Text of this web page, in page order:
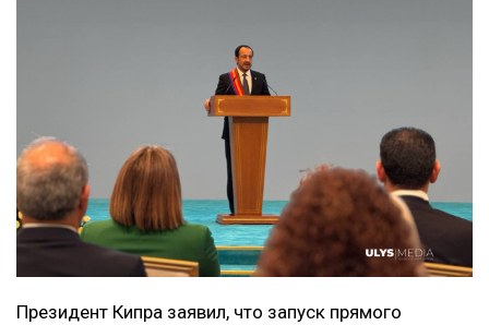
Президент Кипра заявил, что запуск прямого